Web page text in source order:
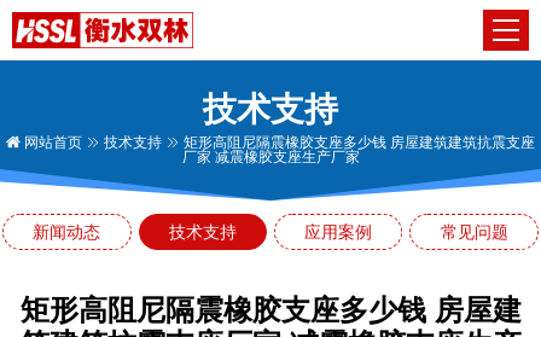
技术支持
网站首页 技术支持
矩形高阻尼隔震橡胶支座多少钱 房屋建筑建筑抗震支座
厂家 减震橡胶支座生产厂家
新闻动态 技术支持 应用案例 常见问题
矩形高阻尼隔震橡胶支座多少钱 房屋建